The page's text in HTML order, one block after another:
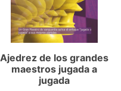
Ajedrez de los grandes
maestros jugada a
jugada